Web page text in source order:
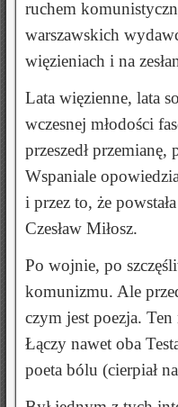
ruchem
warszawskich
więzieniach i na
Lata więzienne, lata
wczesnej młodości
przeszedł
Wspaniale
i przez to, że
Czesław Miłosz.
Po wojnie, po
komunizmu. Ale
czym jest poezja.
Łączy nawet oba
poeta bólu (cierpiał